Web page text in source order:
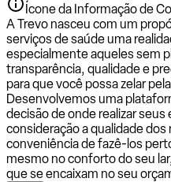
Ícone da Informação de
A Trevo nasceu com um
serviços de saúde uma
especialmente aqueles sem
transparência, qualidade e
para que você possa zelar
Desenvolvemos uma
decisão de onde realizar
consideração a qualidade dos
conveniência de fazê-los
mesmo no conforto do seu
que se encaixam no seu